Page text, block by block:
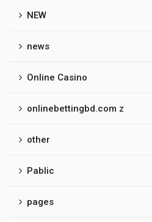
NEW
news
Online Casino
onlinebettingbd.com z
other
Pablic
pages